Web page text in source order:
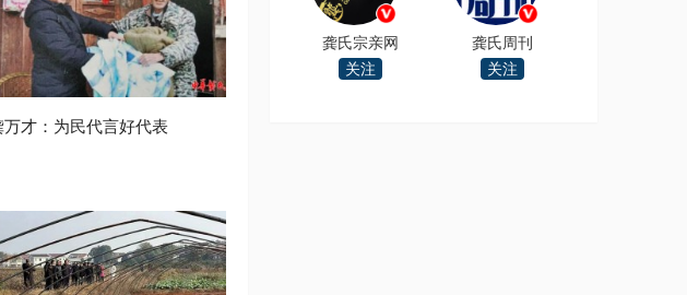
万才：为民代言好代表
龚氏宗亲网
关注
龚氏周刊
关注